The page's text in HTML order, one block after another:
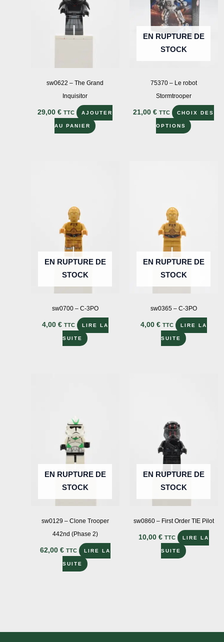
sw0622 – The Grand
Inquisitor
29,00€ TTC AJOUTER
AU PANIER
EN RUPTURE DE
STOCK
75370 – Le robot
Stormtrooper
21,00€ TTC CHOIX DES
OPTIONS
Ce
produit
EN RUPTURE DE
STOCK
sw0700 – C-3PO
4,00 € TTC LIRE LA
SUITE
EN RUPTURE DE
STOCK
sw0365 – C-3PO
4,00 € TTC LIRE LA
SUITE
EN RUPTURE DE
STOCK
sw0129 – Clone Trooper
442nd (Phase 2)
62,00 € TTC LIRE LA
SUITE
EN RUPTURE DE
STOCK
sw0860 – First Order TIE Pilot
10,00 € TTC LIRE LA
SUITE